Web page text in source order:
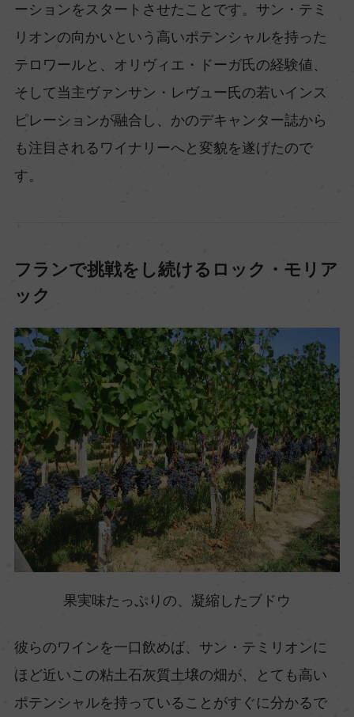
ーションをスタートさせたことです。サン・テミ
リオンの向かいという高いポテンシャルを持った
テロワールと、オリヴィエ・ドーガ氏の経験値、
そして当主ヴァンサン・レヴュー氏の若いインス
ピレーションが融合し、かのデキャンター誌から
も注目されるワイナリーへと変貌を遂げたので
す。
フランで挑戦をし続けるロック・モリア
ック
果実味たっぷりの、凝縮したブドウ
彼らのワインを一口飲めば、サン・テミリオンに
ほど近いこの粘土石灰質土壌の畑が、とても高い
ポテンシャルを持っていることがすぐに分かるで